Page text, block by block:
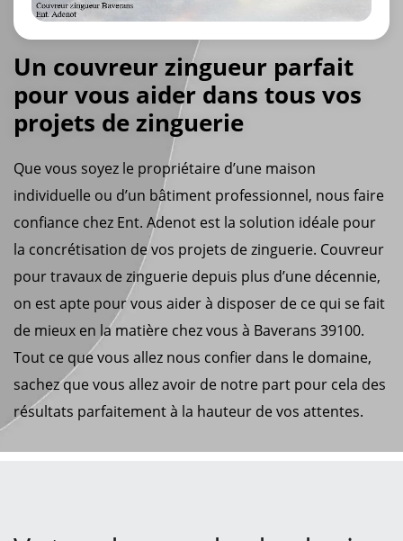
Un couvreur zingueur parfait
pour vous aider dans tous vos
projets de zinguerie
Que vous soyez le propriétaire d’une maison
individuelle ou d’un bâtiment professionnel, nous faire
confiance chez Ent. Adenot est la solution idéale pour
la concrétisation de vos projets de zinguerie. Couvreur
pour travaux de zinguerie depuis plus d’une décennie,
on est apte pour vous aider à disposer de ce qui se fait
de mieux en la matière chez vous à Baverans 39100.
Tout ce que vous allez nous confier dans le domaine,
sachez que vous allez avoir de notre part pour cela des
résultats parfaitement à la hauteur de vos attentes.